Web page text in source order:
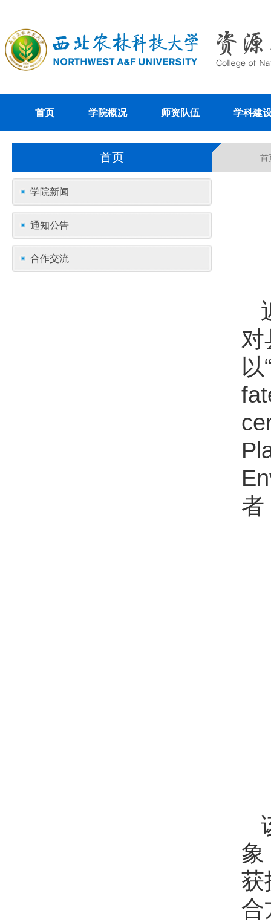
首页 学院概况 师资队伍 学科建
首页 首
学院新闻
通知公告
合作交流
对
者
象
获
合